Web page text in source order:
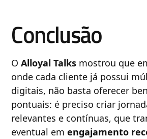
Conclusão
OAlloyal Talks mostrou que
onde cada cliente já possui
digitais, não basta oferecer
pontuais: é preciso criar
relevantes e contínuas, que
eventual emengajamento